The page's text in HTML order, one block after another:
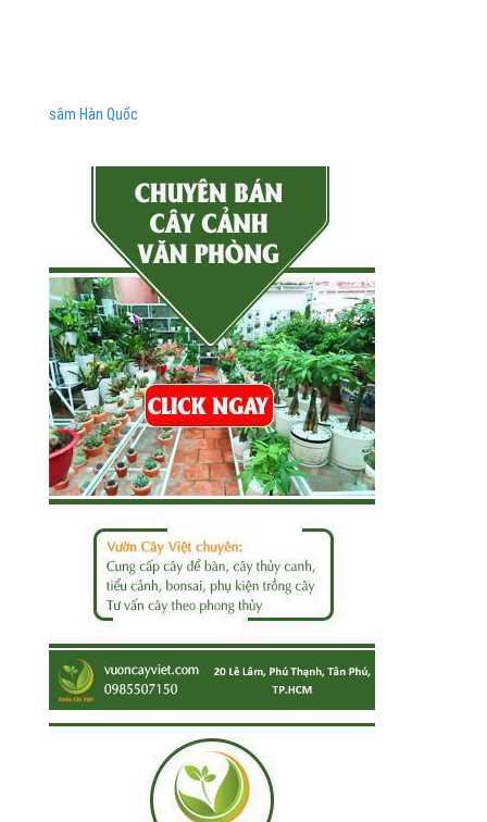
sâm Hàn Quốc